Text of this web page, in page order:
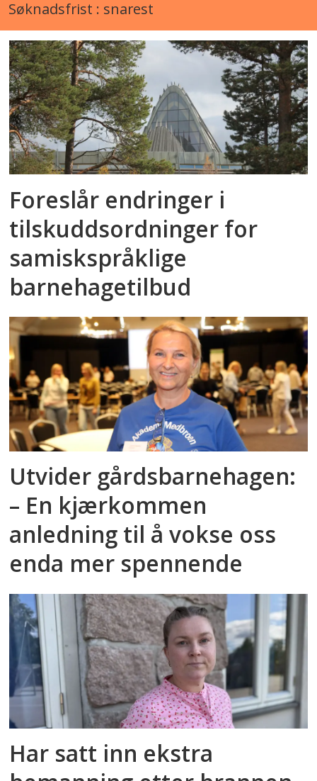
Søknadsfrist : snarest
Foreslår endringer i
tilskuddsordninger for
samiskspråklige
barnehagetilbud
Utvider gårdsbarnehagen:
– En kjærkommen
anledning til å vokse oss
enda mer spennende
Har satt inn ekstra